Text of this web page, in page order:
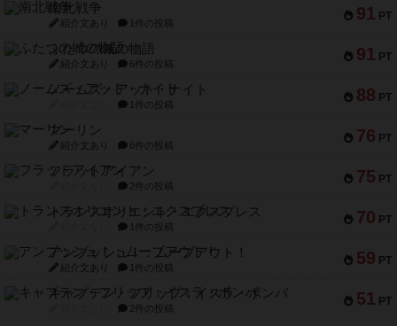
91 PT
南北戦争
紹介文あり 1件の投稿
91 PT
ふたつの城の物語
紹介文あり 6件の投稿
88 PT
ノームズ・アット・ナイト
1件の投稿
76 PT
マーリン
紹介文あり 6件の投稿
75 PT
フラットアイアン
2件の投稿
70 PT
トランスオリエント・エクスプレス
1件の投稿
59 PT
アンブッシュ！：ムーブアウト！
紹介文あり 1件の投稿
51 PT
キャプテン・フリップ：イスラ・ボンバ
2件の投稿